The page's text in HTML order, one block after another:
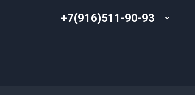
+7(916)511-90-93